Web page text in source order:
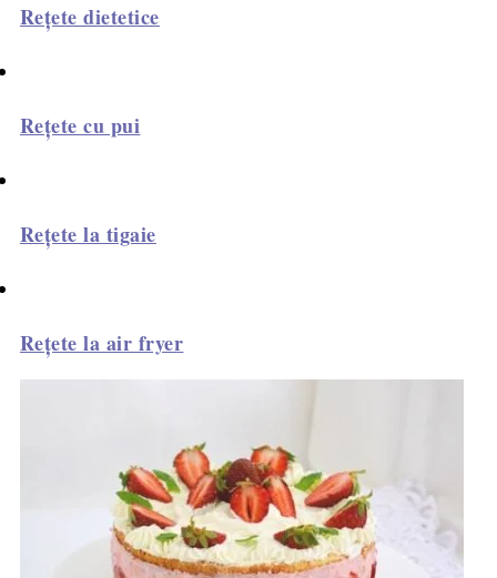
Rețete dietetice
Rețete cu pui
Rețete la tigaie
Rețete la air fryer